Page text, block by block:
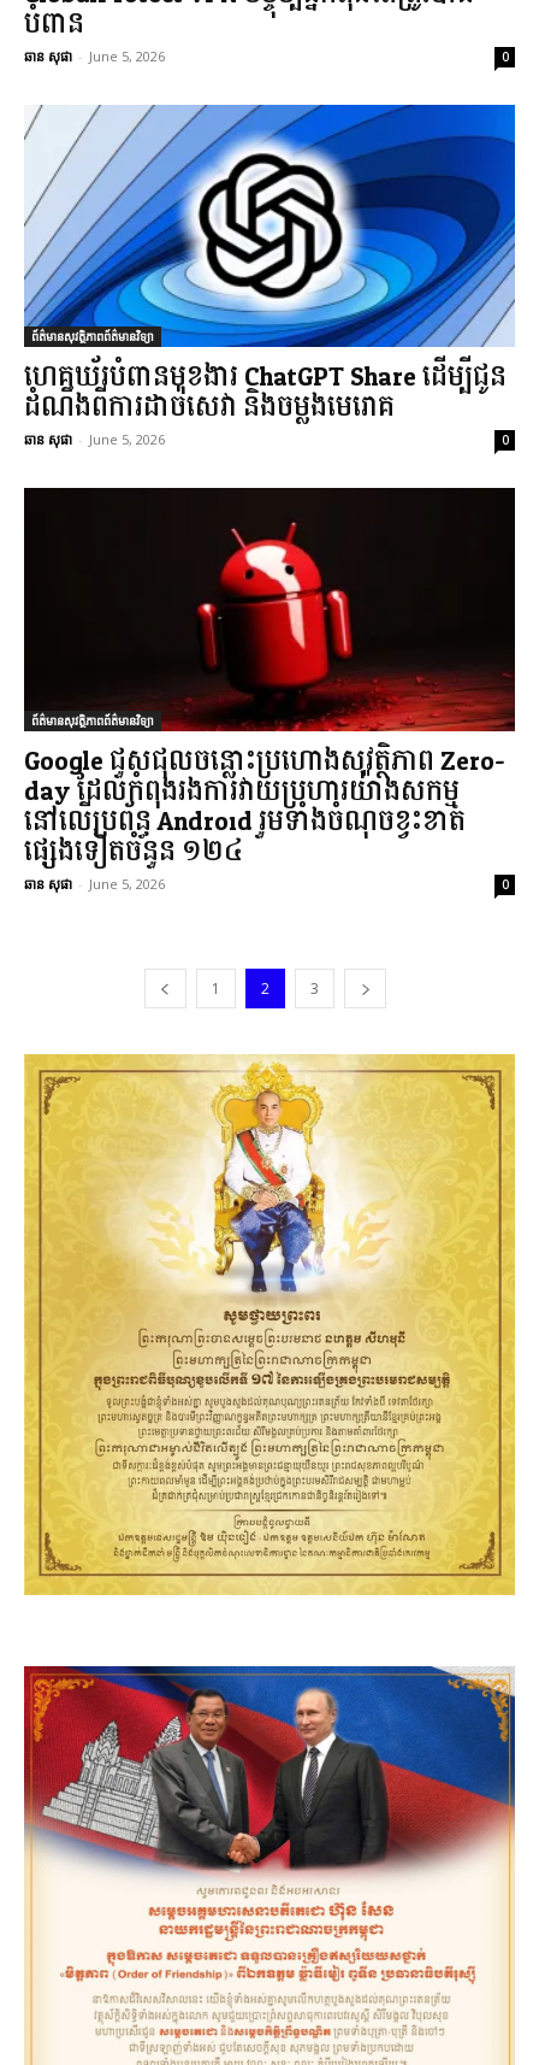
បំពាន
ឆាន សុផា - June 5, 2026 0
ព័ត៌មានសុវត្ថិភាពព័ត៌មានវិទ្យា
ហេគឃ័របំពានមុខងារ ChatGPT Share ដើម្បីជូន
ដំណឹងពីការដាច់សេវា និងចម្លងមេរោគ
ឆាន សុផា - June 5, 2026 0
ព័ត៌មានសុវត្ថិភាពព័ត៌មានវិទ្យា
Google ជួសជុលចន្លោះប្រហោងសុវត្ថិភាព Zero-
day ដែលកំពុងរងការវាយប្រហារយ៉ាងសកម្ម
នៅលើប្រព័ន្ធ Android រួមទាំងចំណុចខ្វះខាត
ផ្សេងទៀតចំនួន ១២៤
ឆាន សុផា - June 5, 2026 0
1 2 3